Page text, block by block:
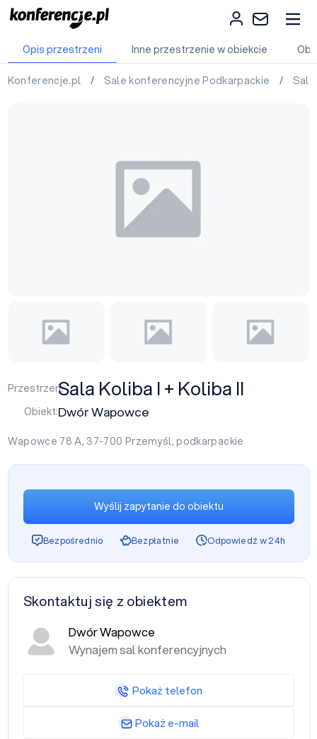
Opis przestrzeni Inne przestrzenie w obiekcie
Konferencje.pl / Sale konferencyjne Podkarpackie /
Przestrzeń:Sala Koliba I + Koliba II
Obiekt:Dwór Wapowce
Wapowce 78 A, 37-700 Przemyśl,podkarpackie
Wyślij zapytanie do obiektu
Bezpośrednio Bezpłatnie Odpowiedź w 24h
Skontaktuj się z obiektem
Dwór Wapowce
Wynajem sal konferencyjnych
Pokaż telefon
Pokaż e-mail